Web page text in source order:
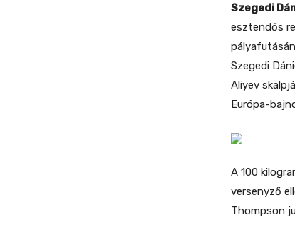
Szegedi
esztendős
Szegedi
Aliyev
Európa-
A 100
versenyző
Thompson